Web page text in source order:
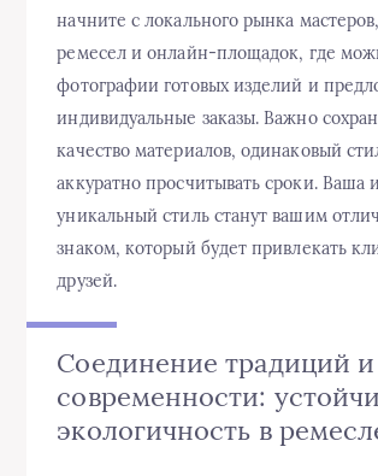
начните с локального рынка
ремесел и онлайн-площадок, где
фотографии готовых изделий и
индивидуальные заказы. Важно
качество материалов, одинаковый
аккуратно просчитывать сроки. Ваша
уникальный стиль станут вашим
знаком, который будет привлекать
друзей.
Соединение традиций и
современности:
экологичность в